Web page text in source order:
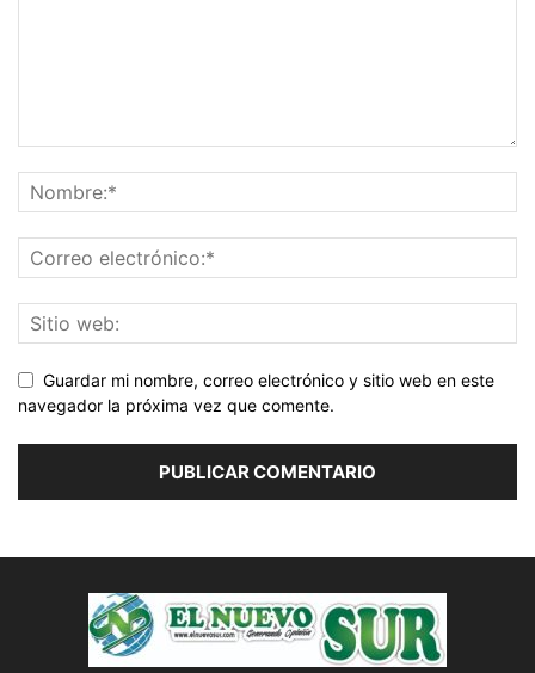
Guardar mi nombre, correo electrónico y sitio web en este
navegador la próxima vez que comente.